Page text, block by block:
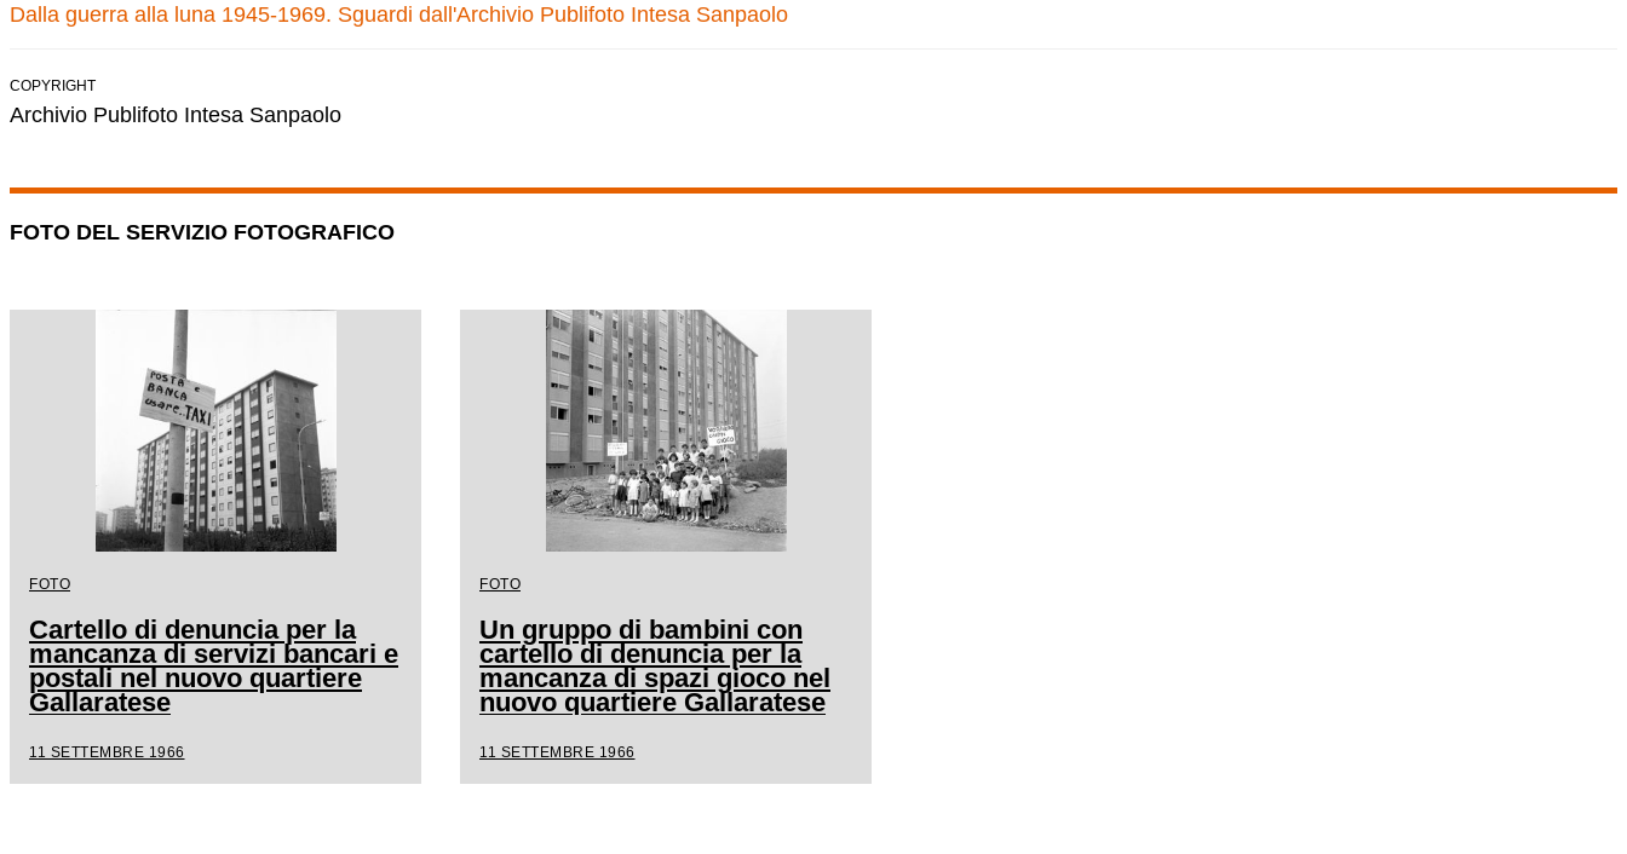
Dalla guerra alla luna 1945-1969. Sguardi dall'Archivio Publifoto Intesa Sanpaolo
COPYRIGHT
Archivio Publifoto Intesa Sanpaolo
FOTO DEL SERVIZIO FOTOGRAFICO
FOTO
Cartello di denuncia per la
mancanza di servizi bancari e
postali nel nuovo quartiere
Gallaratese
11 SETTEMBRE 1966
FOTO
Un gruppo di bambini con
cartello di denuncia per la
mancanza di spazi gioco nel
nuovo quartiere Gallaratese
11 SETTEMBRE 1966